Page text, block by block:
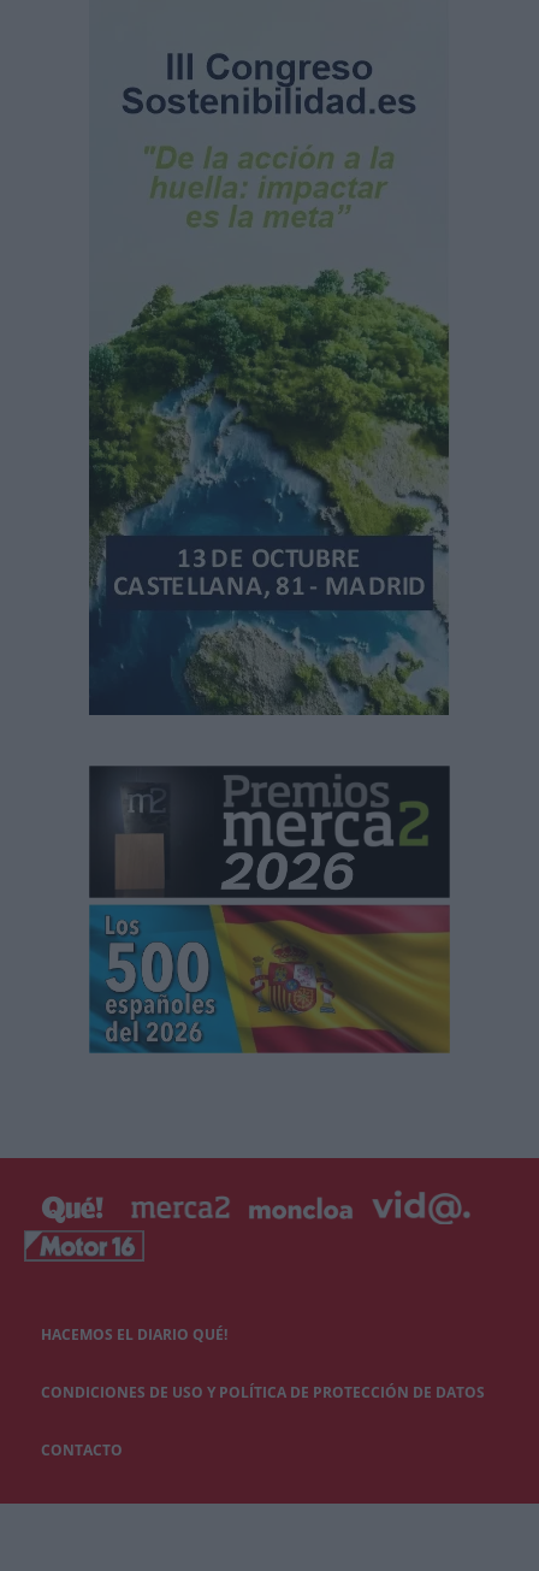
HACEMOS EL DIARIO QUÉ!
CONDICIONES DE USO Y POLÍTICA DE PROTECCIÓN DE DATOS
CONTACTO